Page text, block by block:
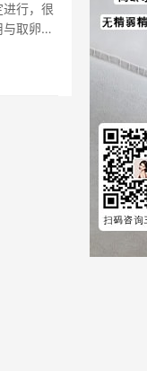
行，很
取卵数